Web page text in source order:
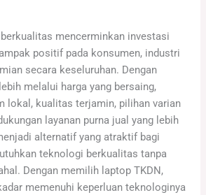
mencerminkan investasi
positif pada konsumen, industri
secara keseluruhan. Dengan
melalui harga yang bersaing,
lokal, kualitas terjamin, pilihan varian
layanan purna jual yang lebih
alternatif yang atraktif bagi
teknologi berkualitas tanpa
Dengan memilih laptop TKDN,
memenuhi keperluan teknologinya